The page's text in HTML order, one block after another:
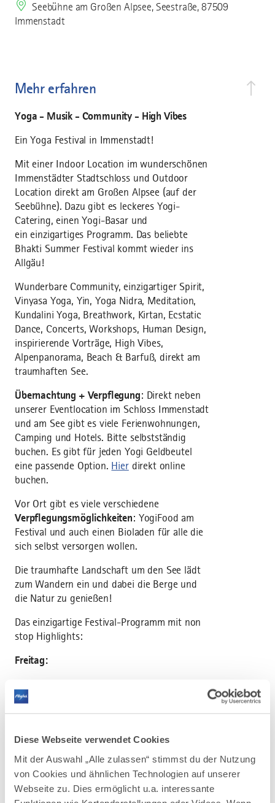
Diese Webseite verwendet Cookies
Mit der Auswahl „Alle zulassen“ stimmst du der Nutzung
von Cookies und ähnlichen Technologien auf unserer
Webseite zu. Dies ermöglicht u.a. interessante
Seebühne am Großen Alpsee, Seestraße, 87509
Immenstadt
Mehr erfahren
Yoga - Musik - Community - High Vibes
Ein Yoga Festival in Immenstadt!
Mit einer Indoor Location im wunderschönen
Immenstädter Stadtschloss und Outdoor
Location direkt am Großen Alpsee (auf der
Seebühne). Dazu gibt es leckeres Yogi-
Catering, einen Yogi-Basar und
ein einzigartiges Programm. Das beliebte
Bhakti Summer Festival kommt wieder ins
Allgäu!
Wunderbare Community, einzigartiger Spirit,
Vinyasa Yoga, Yin, Yoga Nidra, Meditation,
Kundalini Yoga, Breathwork, Kirtan, Ecstatic
Dance, Concerts, Workshops, Human Design,
inspirierende Vorträge, High Vibes,
Alpenpanorama, Beach & Barfuß, direkt am
traumhaften See.
Übernachtung + Verpflegung: Direkt neben
unserer Eventlocation im Schloss Immenstadt
und am See gibt es viele Ferienwohnungen,
Camping und Hotels. Bitte selbstständig
buchen. Es gibt für jeden Yogi Geldbeutel
eine passende Option. Hierdirekt online
buchen.
Vor Ort gibt es viele verschiedene
Verpflegungsmöglichkeiten: YogiFood am
Festival und auch einen Bioladen für alle die
sich selbst versorgen wollen.
Die traumhafte Landschaft um den See lädt
zum Wandern ein und dabei die Berge und
die Natur zu genießen!
Das einzigartige Festival-Programm mit non
stop Highlights:
Freitag:
Weiss + Soft Flow & Chants mit Radha
+ Bhakti Vinyasa mit Reenan
Meditation mit Sathya & Liliana
Samstag
8 - 9:30: Kundalini Yoga & sacred Sound mit
Laeela + Meditation & Traumreise mit Maria